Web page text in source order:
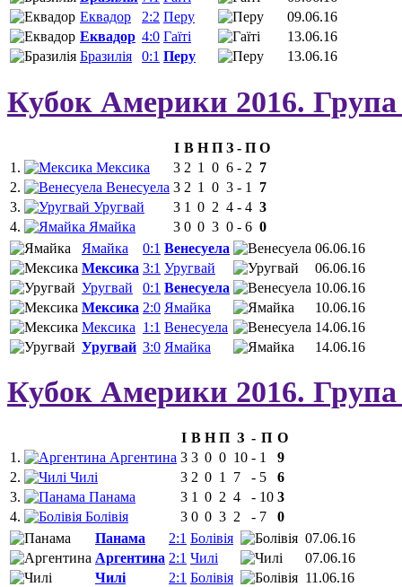
Еквадор
2:2 Перу
09.06.16
Еквадор 4:0 Гаїті
13.06.16
Бразилія
0:1 Перу 13.06.16
Кубок Америки 2016.
І В Н П З - П О
1.
Мексика 3 2 1 0 6 - 2 7
2.
Венесуела 3 2 1 0 3 - 1
7
3.
Уругвай 3 1 0 2 4 - 4 3
4.
Ямайка 3 0 0 3 0 - 6 0
Ямайка
0:1 Венесуела
06.06.16
Мексика 3:1 Уругвай
06.06.16
Уругвай
0:1 Венесуела
10.06.16
Мексика 2:0 Ямайка
10.06.16
Мексика 1:1 Венесуела
14.06.16
Уругвай 3:0 Ямайка 14.06.16
Кубок Америки 2016.
І В Н П З - П О
1.
Аргентина 3 3 0 0 10 - 1
9
2.
Чилі 3 2 0 1 7 - 5
6
3.
Панама 3 1 0 2 4 - 10 3
4.
Болівія 3 0 0 3 2 - 7
0
Панама
2:1 Болівія
07.06.16
Аргентина 2:1 Чилі
07.06.16
Чилі
2:1 Болівія
11.06.16